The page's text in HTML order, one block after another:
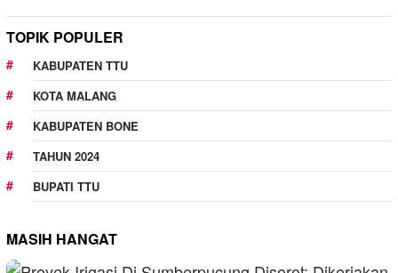
TOPIK POPULER
KABUPATEN TTU
KOTA MALANG
KABUPATEN BONE
TAHUN 2024
BUPATI TTU
MASIH HANGAT